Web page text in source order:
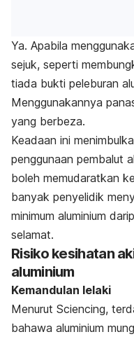
Ya. Apabila
sejuk, seperti
tiada bukti peleburan
Menggunakannya
yang berbeza.
Keadaan ini
penggunaan pembalut
boleh memudaratkan
banyak penyelidik
minimum aluminium
selamat.
Risiko kesihatan
aluminium
Kemandulan lelaki
Menurut Sciencing,
bahawa aluminium